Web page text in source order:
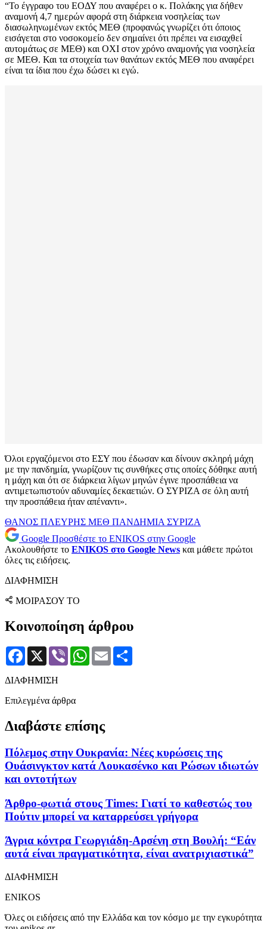
“Το έγγραφο του ΕΟΔΥ που αναφέρει ο κ. Πολάκης για δήθεν
αναμονή 4,7 ημερών αφορά στη διάρκεια νοσηλείας των
διασωληνωμένων εκτός ΜΕΘ (προφανώς γνωρίζει ότι όποιος
εισάγεται στο νοσοκομείο δεν σημαίνει ότι πρέπει να εισαχθεί
αυτομάτως σε ΜΕΘ) και ΟΧΙ στον χρόνο αναμονής για νοσηλεία
σε ΜΕΘ. Και τα στοιχεία των θανάτων εκτός ΜΕΘ που αναφέρει
είναι τα ίδια που έχω δώσει κι εγώ.
Όλοι εργαζόμενοι στο ΕΣΥ που έδωσαν και δίνουν σκληρή μάχη
με την πανδημία, γνωρίζουν τις συνθήκες στις οποίες δόθηκε αυτή
η μάχη και ότι σε διάρκεια λίγων μηνών έγινε προσπάθεια να
αντιμετωπιστούν αδυναμίες δεκαετιών. Ο ΣΥΡΙΖΑ σε όλη αυτή
την προσπάθεια ήταν απέναντι».
ΘΑΝΟΣ ΠΛΕΥΡΗΣ ΜΕΘ ΠΑΝΔΗΜΙΑ ΣΥΡΙΖΑ
Google Προσθέστε το ENIKOS στην Google
Ακολουθήστε το ENIKOS στο Google News και μάθετε πρώτοι
όλες τις ειδήσεις.
ΔΙΑΦΗΜΙΣΗ
ΜΟΙΡΑΣΟΥ ΤΟ
Κοινοποίηση άρθρου
Facebook
X Viber WhatsApp
Email
ΔΙΑΦΗΜΙΣΗ
Επιλεγμένα άρθρα
Διαβάστε επίσης
Πόλεμος στην Ουκρανία: Νέες κυρώσεις της
Ουάσινγκτον κατά Λουκασένκο και Ρώσων ιδιωτών
και οντοτήτων
Άρθρο-φωτιά στους Times: Γιατί το καθεστώς του
Πούτιν μπορεί να καταρρεύσει γρήγορα
Άγρια κόντρα Γεωργιάδη-Αρσένη στη Βουλή: “Εάν
αυτά είναι πραγματικότητα, είναι ανατριχιαστικά”
ΔΙΑΦΗΜΙΣΗ
ENIKOS
Όλες οι ειδήσεις από την Ελλάδα και τον κόσμο με την εγκυρότητα